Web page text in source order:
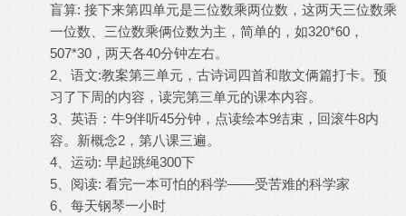
盲算: 接下来第四单元是三位数乘两位数，这两天三位数乘
一位数、三位数乘俩位数为主，简单的，如320*60，
507*30，两天各40分钟左右。
2、语文:教案第三单元，古诗词四首和散文俩篇打卡。预
习了下周的内容，读完第三单元的课本内容。
3、英语：牛9伴听45分钟，点读绘本9结束，回滚牛8内
容。新概念2，第八课三遍。
4、运动: 早起跳绳300下
5、阅读: 看完一本可怕的科学——受苦难的科学家
6、每天钢琴一小时